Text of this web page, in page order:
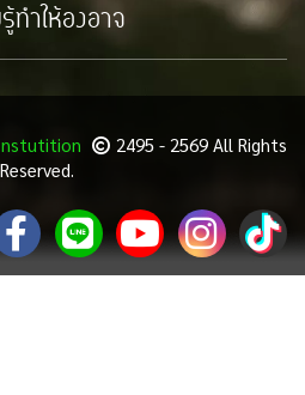
ทำให้องอาจ
Instutition
2495 - 2569 All Rights
Reserved.